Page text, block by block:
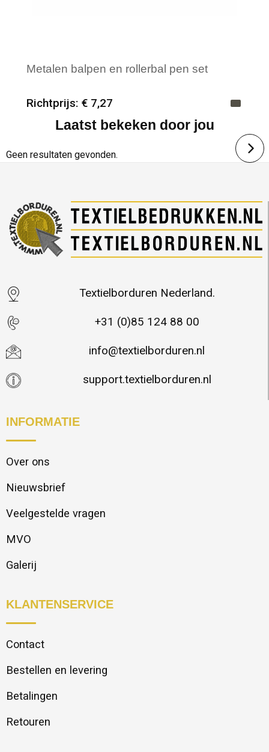
Metalen balpen en rollerbal pen set
Richtprijs: € 7,27
Minimale afname: 12
Laatst bekeken door jou
Geen resultaten gevonden.
Textielborduren Nederland.
+31 (0)85 124 88 00
info@textielborduren.nl
support.textielborduren.nl
INFORMATIE
Over ons
Nieuwsbrief
Veelgestelde vragen
MVO
Galerij
KLANTENSERVICE
Contact
Bestellen en levering
Betalingen
Retouren